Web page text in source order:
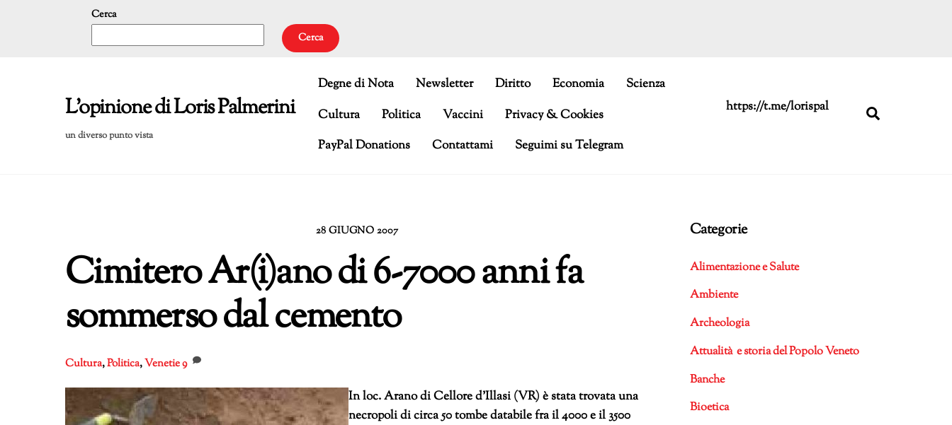
Cerca
Cerca
L'opinione di Loris Palmerini
un diverso punto vista
https://t.me/lorispal
Degne di Nota Newsletter Diritto Economia
Scienza
Cultura
Politica Vaccini
Privacy & Cookies
PayPal Donations
Contattami Seguimi su Telegram
28 GIUGNO 2007
Cimitero Ar(i)ano di 6-7000 anni fa
sommerso dal cemento
Cultura,Politica,Venetie9
In loc. Arano di Cellore d’Illasi (VR) è stata trovata una
necropoli di circa 50 tombe databile fra il 4000 e il 3500
Categorie
Alimentazione e Salute
Ambiente
Archeologia
Attualità e storia del Popolo Veneto
Banche
Bioetica